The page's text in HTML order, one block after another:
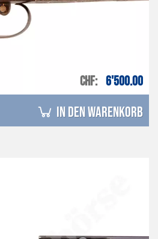
CHF 6'500.00
in den Warenkorb